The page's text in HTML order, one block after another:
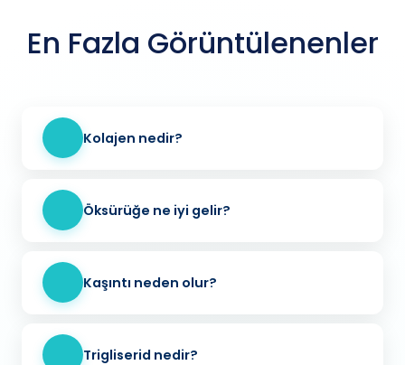
En Fazla Görüntülenenler
Kolajen nedir?
Öksürüğe ne iyi gelir?
Kaşıntı neden olur?
Trigliserid nedir?